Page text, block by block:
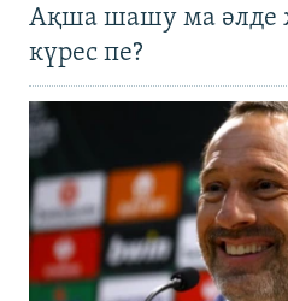
Ақша шашу ма әлде
күрес пе?